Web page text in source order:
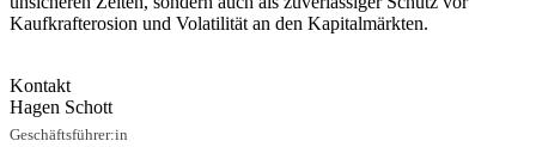
Kaufkrafterosion und Volatilität an den Kapitalmärkten.
Kontakt
Hagen Schott
Geschäftsführer:in